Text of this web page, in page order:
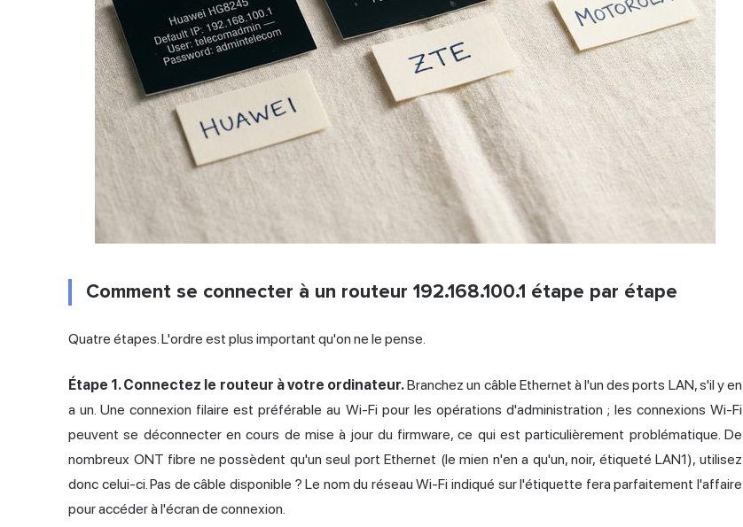
Comment se connecter à un routeur 192.168.100.1 étape par étape
Quatre étapes. L'ordre est plus important qu'on ne le pense.
Étape 1. Connectez le routeur à votre ordinateur.Branchez un câble Ethernet à l'un des ports LAN, s'il y en
a un. Une connexion filaire est préférable au Wi-Fi pour les opérations d'administration ; les connexions Wi-Fi
peuvent se déconnecter en cours de mise à jour du firmware, ce qui est particulièrement problématique. De
nombreux ONT fibre ne possèdent qu'un seul port Ethernet (le mien n'en a qu'un, noir, étiqueté LAN1), utilisez
donc celui-ci. Pas de câble disponible ? Le nom du réseau Wi-Fi indiqué sur l'étiquette fera parfaitement l'affaire
pour accéder à l'écran de connexion.